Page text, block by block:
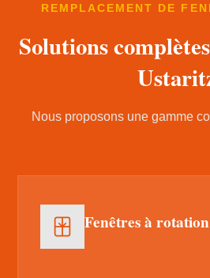
REMPLACEMENT DE
Solutions
Nous proposons une gamme
Fenêtres à rotation